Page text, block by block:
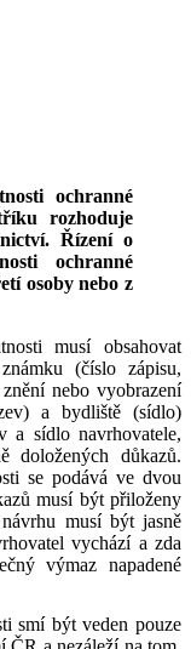
ochranné
rozhoduje
Řízení o
ochranné
osoby nebo z
musí obsahovat
(číslo zápisu,
nebo vyobrazení
a bydliště (sídlo)
a sídlo navrhovatele,
doložených důkazů.
se podává ve dvou
musí být přiloženy
musí být jasně
vychází a zda
výmaz napadené
smí být veden pouze